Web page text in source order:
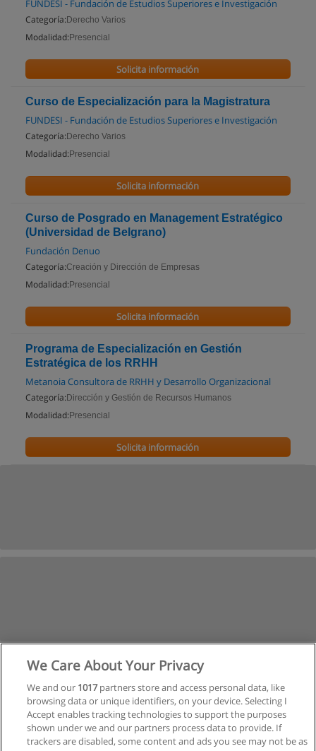
FUNDESI - Fundación de Estudios Superiores e Investigación
Categoría: Derecho Varios
Modalidad: Presencial
Solicita información
Curso de Especialización para la Magistratura
FUNDESI - Fundación de Estudios Superiores e Investigación
Categoría: Derecho Varios
Modalidad: Presencial
Solicita información
Curso de Posgrado en Management Estratégico
(Universidad de Belgrano)
Fundación Denuo
Categoría:Creación y Dirección de Empresas
Modalidad: Presencial
Solicita información
Programa de Especialización en Gestión
Estratégica de los RRHH
Metanoia Consultora de RRHH y Desarrollo Organizacional
Categoría: Dirección y Gestión de Recursos Humanos
Modalidad: Presencial
Solicita información
We Care About Your Privacy
We and our 1017partners store and access personal data, like
browsing data or unique identifiers, on your device. Selecting I
Accept enables tracking technologies to support the purposes
shown under we and our partners process data to provide. If
trackers are disabled, some content and ads you see may not be as